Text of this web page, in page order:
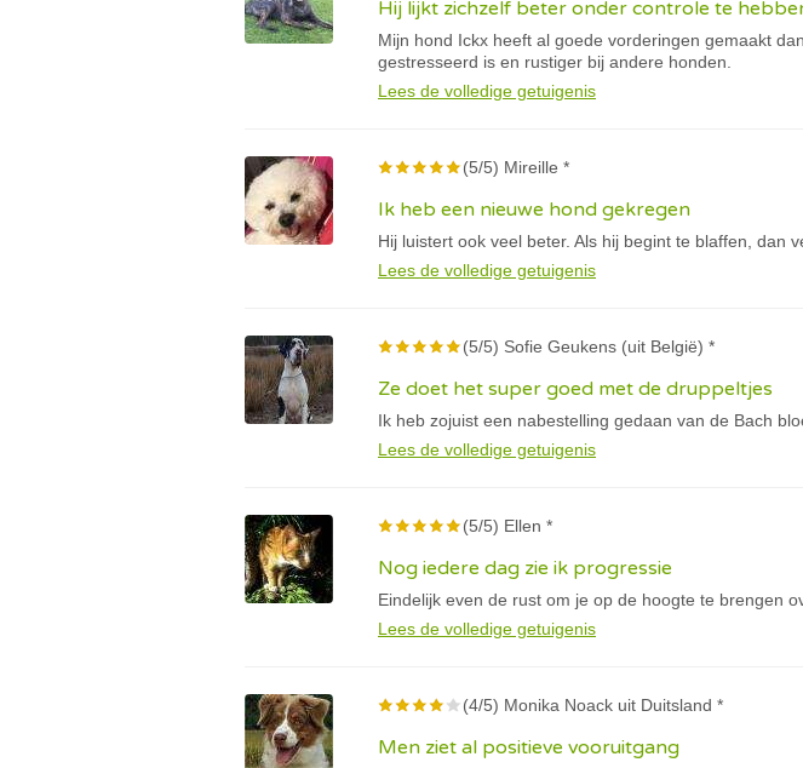
Hij lijkt zichzelf beter onder controle te
Mijn hond Ickx heeft al goede vorderingen gemaakt
gestresseerd is en rustiger bij andere honden.
Lees de volledige getuigenis
(5/5) Mireille *
Ik heb een nieuwe hond gekregen
Hij luistert ook veel beter. Als hij begint te blaffen, dan
Lees de volledige getuigenis
(5/5) Sofie Geukens (uit België) *
Ze doet het super goed met de druppeltjes
Ik heb zojuist een nabestelling gedaan van de Bach
Lees de volledige getuigenis
(5/5) Ellen *
Nog iedere dag zie ik progressie
Eindelijk even de rust om je op de hoogte te brengen
Lees de volledige getuigenis
(4/5) Monika Noack uit Duitsland *
Men ziet al positieve vooruitgang